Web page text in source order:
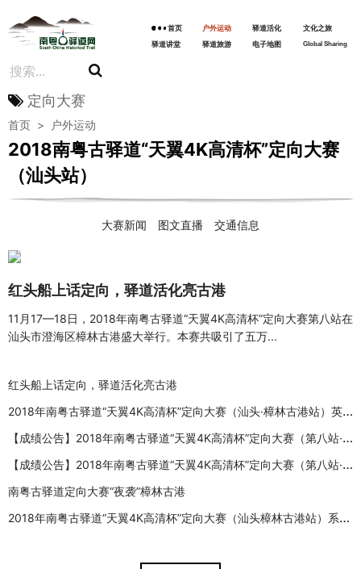
首页 户外运动 驿道活化
文化之旅
驿道讲堂
驿道旅游 电子地图 Global Sharing
定向大赛
首页 > 户外运动
2018南粤古驿道“天翼4K高清杯”定向大赛
（汕头站）
大赛新闻 图文直播 交通信息
红头船上话定向，驿道活化亮古港
11月17—18日，2018年南粤古驿道“天翼4K高清杯”定向大赛第八站在
汕头市澄海区樟林古港盛大举行。本赛共吸引了五万...
红头船上话定向，驿道活化亮古港
2018年南粤古驿道“天翼4K高清杯”定向大赛（汕头·樟林古港站）英雄榜
【成绩公告】2018年南粤古驿道“天翼4K高清杯”定向大赛（第八站·汕头樟林古港）团队赛成绩
【成绩公告】2018年南粤古驿道“天翼4K高清杯”定向大赛（第八站·汕头樟林古港）夜间定向成绩
南粤古驿道定向大赛“夜袭”樟林古港
2018年南粤古驿道“天翼4K高清杯”定向大赛（汕头樟林古港站）系列（5）：在樟林古港，看见侨乡的不同切面 ——樟林古港游玩攻略